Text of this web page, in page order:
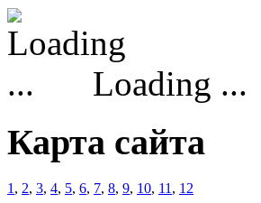
Loading ...
Карта сайта
1 , 2, 3, 4, 5, 6, 7, 8, 9, 10, 11 , 12